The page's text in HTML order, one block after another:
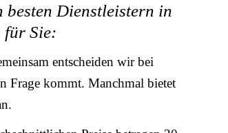
besten Dienstleistern in
für Sie:
entscheiden wir bei
Frage kommt. Manchmal bietet